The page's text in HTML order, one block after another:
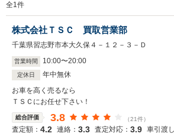
全1件
株式会社ＴＳＣ 買取営業部
千葉県習志野市本大久保４－１２－３－Ｄ
営業時間 10:00〜20:00
定休日
年中無休
お車を高く売るなら
ＴＳＣにお任せ下さい！
総合評価 3.8 （21件）
査定額： 4.2 連絡： 3.3 査定対応： 3.9 車引渡